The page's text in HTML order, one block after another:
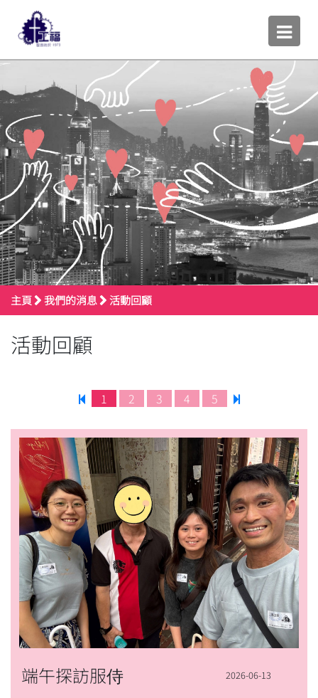
主頁 我們的消息 活動回顧
活動回顧
1 2 3 4 5
端午探訪服侍 2026-06-13